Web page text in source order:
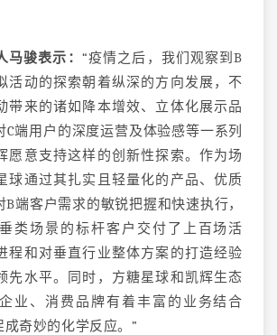
马骏表示： “疫情之后，我们观察到B
活动的探索朝着纵深的方向发展，不
带来的诸如降本增效、立体化展示品
C端用户的深度运营及体验感等一系列
愿意支持这样的创新性探索。作为场
球通过其扎实且轻量化的产品、优质
端客户需求的敏锐把握和快速执行，
类场景的标杆客户交付了上百场活
程和对垂直行业整体方案的打造经验
先水平。同时，方糖星球和凯辉生态
业、消费品牌有着丰富的业务结合
成奇妙的化学反应。”